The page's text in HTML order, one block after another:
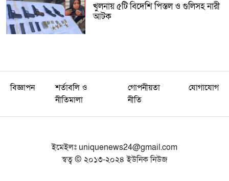
খুলনায় ৫টি বিদেশি পিস্তল ও গুলিসহ নারী
আটক
বিজ্ঞাপন
শর্তাবলি ও
নীতিমালা
গোপনীয়তা
নীতি
যোগাযোগ
ইমেইলঃ uniquenews24@gmail.com
স্বত্ব © ২০১৩-২০২৪ ইউনিক নিউজ